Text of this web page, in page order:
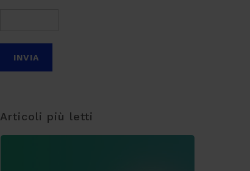
Articoli più letti